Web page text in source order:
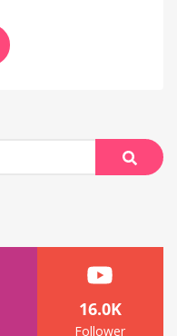
Suche
16.0K
Follower